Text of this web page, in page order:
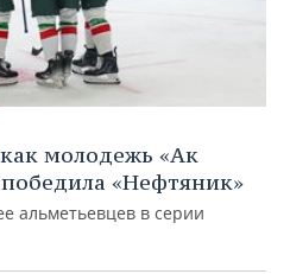
молодежь «Ак
«Нефтяник»
альметьевцев в серии